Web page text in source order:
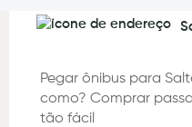
Pegar ônibus para
como? Comprar
tão fácil